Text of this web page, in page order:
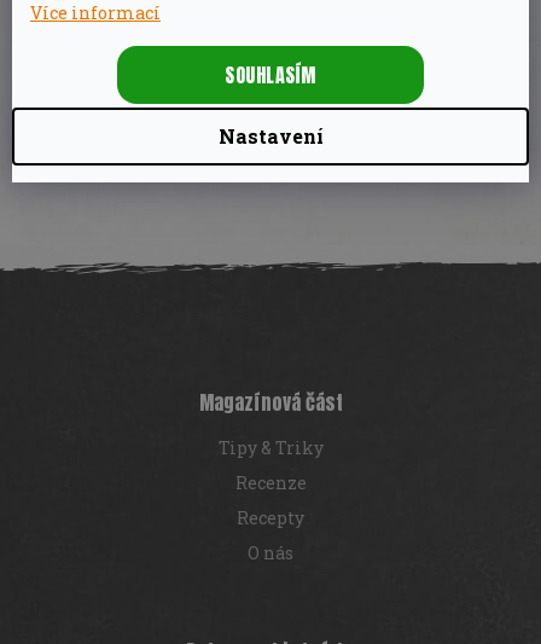
Více informací
Nastavení
SOUHLASÍM
bez chemických přísad a lakování, ošetřeno
olivovým olejem. Každý kus je originál s
jedinečnou kresbou dřeva.
Rozměr: Délka cca 30 cm.
á
Magazínová část
Tipy & Triky
Recenze
Recepty
O nás